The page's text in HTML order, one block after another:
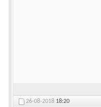
26-08-2018 18:20